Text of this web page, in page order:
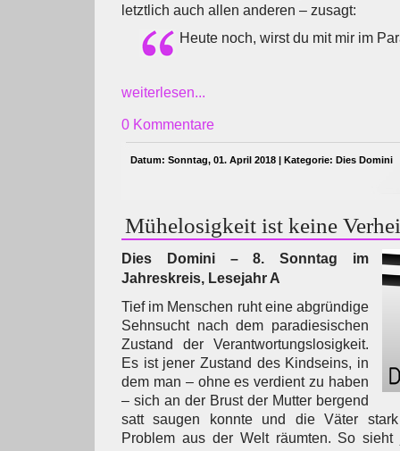
letztlich auch allen anderen – zusagt:
Heute noch, wirst du mit mir im
weiterlesen...
0 Kommentare
Datum: Sonntag, 01. April 2018 | Kategorie: Dies Domini
Mühelosigkeit ist keine
Dies Domini – 8. Sonntag im
Jahreskreis, Lesejahr A
Tief im Menschen ruht eine abgründige
Sehnsucht nach dem paradiesischen
Zustand der Verantwortungslosigkeit.
Es ist jener Zustand des Kindseins, in
dem man – ohne es verdient zu haben
– sich an der Brust der Mutter bergend
satt saugen konnte und die Väter
Problem aus der Welt räumten. So